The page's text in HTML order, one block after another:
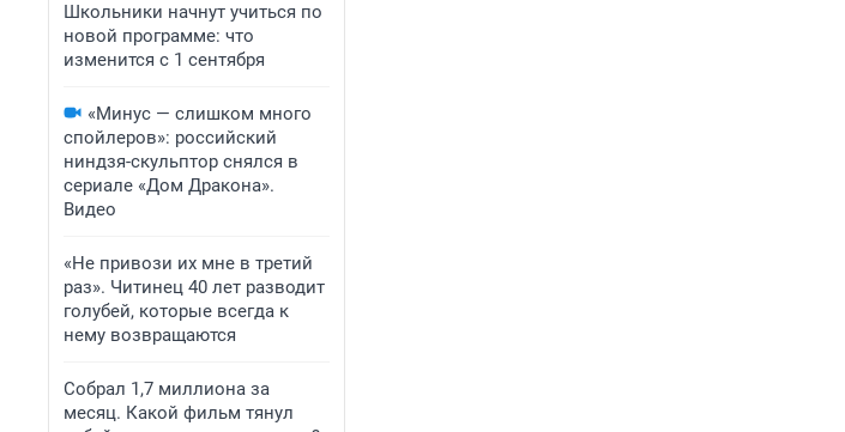
Школьники начнут учиться по
новой программе: что
изменится с 1 сентября
«Минус — слишком много
спойлеров»: российский
ниндзя-скульптор снялся в
сериале «Дом Дракона».
Видео
«Не привози их мне в третий
раз». Читинец 40 лет разводит
голубей, которые всегда к
нему возвращаются
Собрал 1,7 миллиона за
месяц. Какой фильм тянул